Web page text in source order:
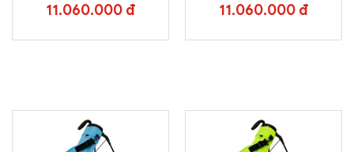
Green
11.060.000 đ
Purple
11.060.000 đ